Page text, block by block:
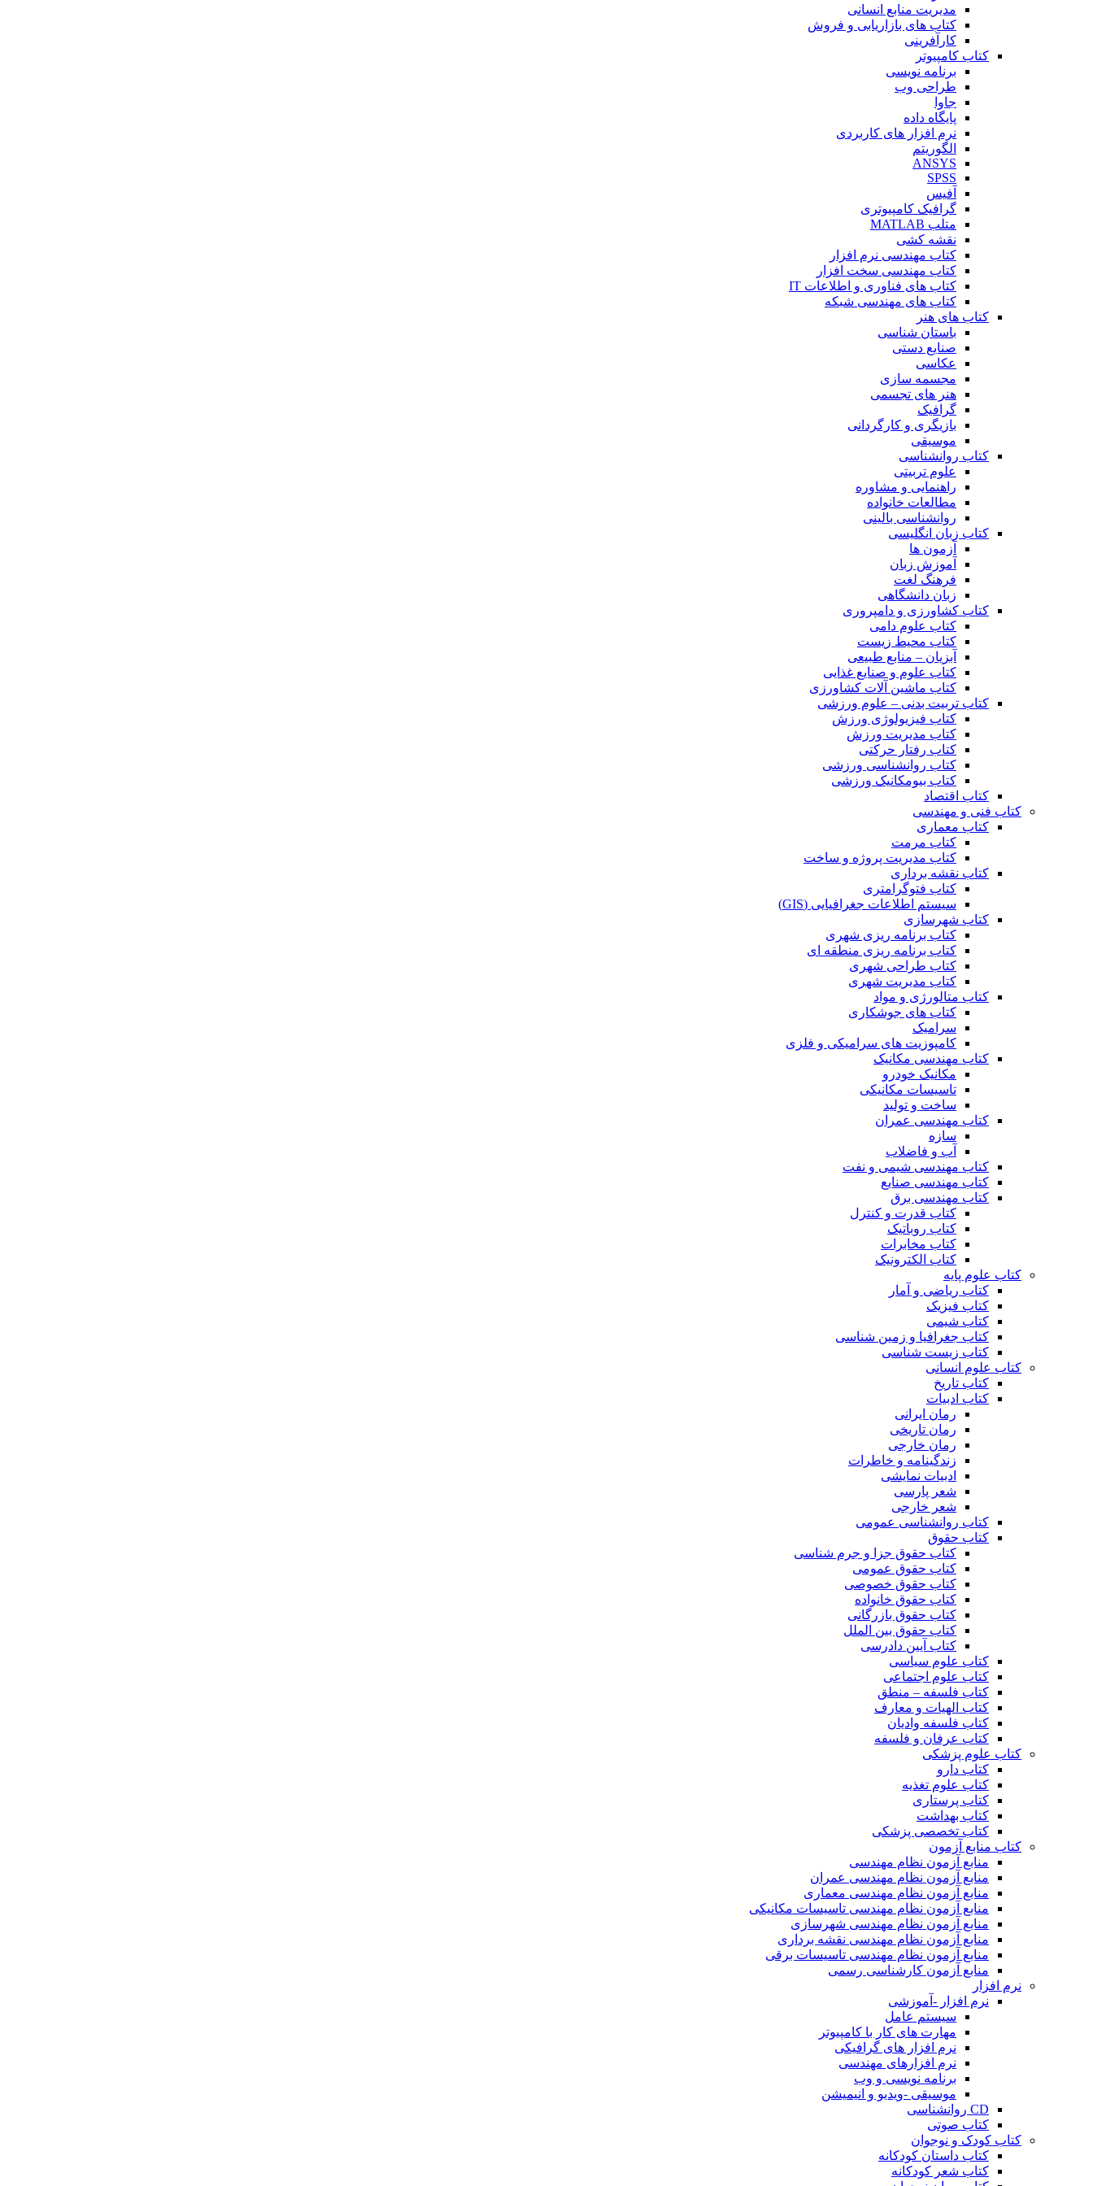
مدیریت منابع انسانی
کتاب های بازاریابی و فروش
کارآفرینی
کتاب کامپیوتر
برنامه نویسی
طراحی وب
جاوا
پایگاه داده
نرم افزار های کاربردی
الگوریتم
ANSYS
SPSS
آفیس
گرافیک کامپیوتری
متلب MATLAB
نقشه کشی
کتاب مهندسی نرم افزار
کتاب مهندسی سخت افزار
کتاب های فناوری و اطلاعات IT
کتاب های مهندسی شبکه
کتاب های هنر
باستان شناسی
صنایع دستی
عکاسی
مجسمه سازی
هنر های تجسمی
گرافیک
بازیگری و کارگردانی
موسیقی
کتاب روانشناسی
علوم تربیتی
راهنمایی و مشاوره
مطالعات خانواده
روانشناسی بالینی
کتاب زبان انگلیسی
آزمون ها
آموزش زبان
فرهنگ لغت
زبان دانشگاهی
کتاب کشاورزی و دامپروری
کتاب علوم دامی
کتاب محیط زیست
آبزیان – منابع طبیعی
کتاب علوم و صنایع غذایی
کتاب ماشین آلات کشاورزی
کتاب تربیت بدنی – علوم ورزشی
کتاب فیزیولوژی ورزش
کتاب مدیریت ورزش
کتاب رفتار حرکتی
کتاب روانشناسی ورزشی
کتاب بیومکانیک ورزشی
کتاب اقتصاد
کتاب فنی و مهندسی
کتاب معماری
کتاب مرمت
کتاب مدیریت پروژه و ساخت
کتاب نقشه برداری
کتاب فتوگرامتری
سیستم اطلاعات جغرافیایی (GIS)
کتاب شهرسازی
کتاب برنامه ریزی شهری
کتاب برنامه ریزی منطقه ای
کتاب طراحی شهری
کتاب مدیریت شهری
کتاب متالورژی و مواد
کتاب های جوشکاری
سرامیک
کامپوزیت های سرامیکی و فلزی
کتاب مهندسی مکانیک
مکانیک خودرو
تاسیسات مکانیکی
ساخت و تولید
کتاب مهندسی عمران
سازه
آب و فاضلاب
کتاب مهندسی شیمی و نفت
کتاب مهندسی صنایع
کتاب مهندسی برق
کتاب قدرت و کنترل
کتاب روباتیک
کتاب مخابرات
کتاب الکترونیک
کتاب علوم پایه
کتاب ریاضی و آمار
کتاب فیزیک
کتاب شیمی
کتاب جغرافیا و زمین شناسی
کتاب زیست شناسی
کتاب علوم انسانی
کتاب تاریخ
کتاب ادبیات
رمان ایرانی
رمان تاریخی
رمان خارجی
زندگینامه و خاطرات
ادبیات نمایشی
شعر پارسی
شعر خارجی
کتاب روانشناسی عمومی
کتاب حقوق
کتاب حقوق جزا و جرم شناسی
کتاب حقوق عمومی
کتاب حقوق خصوصی
کتاب حقوق خانواده
کتاب حقوق بازرگانی
کتاب حقوق بین الملل
کتاب آیین دادرسی
کتاب علوم سیاسی
کتاب علوم اجتماعی
کتاب فلسفه – منطق
کتاب الهیات و معارف
کتاب فلسفه وادیان
کتاب عرفان و فلسفه
کتاب علوم پزشکی
کتاب دارو
کتاب علوم تغذیه
کتاب پرستاری
کتاب بهداشت
کتاب تخصصی پزشکی
کتاب منابع آزمون
منابع آزمون نظام مهندسی
منابع آزمون نظام مهندسی عمران
منابع آزمون نظام مهندسی معماری
منابع آزمون نظام مهندسی تاسیسات مکانیکی
منابع آزمون نظام مهندسی شهرسازی
منابع آزمون نظام مهندسی نقشه برداری
منابع آزمون نظام مهندسی تاسیسات برقی
منابع آزمون کارشناسی رسمی
نرم افزار
نرم افزار -آموزشی
سیستم عامل
مهارت های کار با کامپیوتر
نرم افزار های گرافیکی
نرم افزارهای مهندسی
برنامه نویسی و وب
موسیقی -ویدیو و انیمیشن
CD روانشناسی
کتاب صوتی
کتاب کودک و نوجوان
کتاب داستان کودکانه
کتاب شعر کودکانه